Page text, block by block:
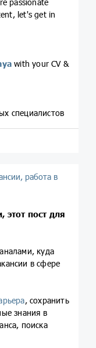
passionate
let's get in
with your CV &
специалистов
работа в
пост для
куда
в сфере
, сохранить
знания в
поиска